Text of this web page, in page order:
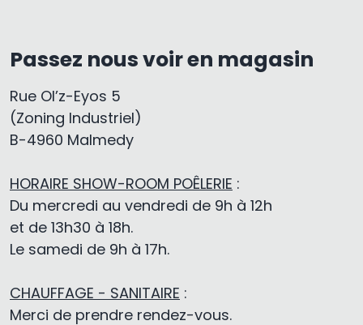
Passez nous voir en magasin
Rue Ol’z-Eyos 5
(Zoning Industriel)
B-4960 Malmedy
HORAIRE SHOW-ROOM POÊLERIE :
Du mercredi au vendredi de 9h à 12h
et de 13h30 à 18h.
Le samedi de 9h à 17h.
CHAUFFAGE - SANITAIRE :
Merci de prendre rendez-vous.